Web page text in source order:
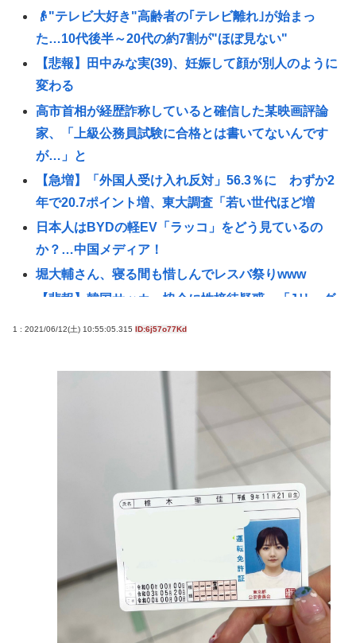
👴"テレビ大好き"高齢者の｢テレビ離れ｣が始まっ
た…10代後半～20代の約7割が"ほぼ見ない"
【悲報】田中みな実(39)、妊娠して顔が別人のように
変わる
高市首相が経歴詐称していると確信した某映画評論
家、「上級公務員試験に合格とは書いてないんです
が…」と
【急増】「外国人受け入れ反対」56.3％に わずか2
年で20.7ポイント増、東大調査「若い世代ほど増
日本人はBYDの軽EV「ラッコ」をどう見ているの
か？…中国メディア！
堀大輔さん、寝る間も惜しんでレスバ祭りwww
【悲報】韓国サッカー協会に性接待疑惑、「Jリーグ
訴訟が結審、遺族側は「入管の責任」改めて訴え
(ヽ´ん`) 嫌儲民「ケンモメン」の定義 👈 何て答え
【悲報】佐藤二朗さん主演の「踊る」スピンオフ作
「14歳の少年に挿入を…」性器に火をつけ脅迫、少
女達はモップで…657人が死亡した韓国“最悪の人権
侵害”のおぞましすぎる実態
【悲報】全盛期のエマ・ワトソン可愛すぎワロッタ
www
1.7kmの間何度も何度も 煽り追突
スマ●コ、石破岸田ってなんでにあんなに叩かれた
1 : 2021/06/12(土) 10:55:05.315 ID:6j57o77Kd